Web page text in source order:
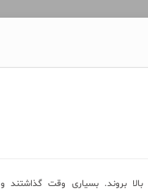
بروند. بسیاری وقت گذاشتند و